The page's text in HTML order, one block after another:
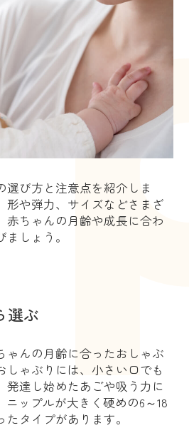
選び方と注意点を紹介しま
形や弾力、サイズなどさまざ
赤ちゃんの月齢や成長に合わ
しょう。
選ぶ
ゃんの月齢に合ったおしゃぶ
しゃぶりには、小さい口でも
発達し始めたあごや吸う力に
ニップルが大きく硬めの6～18
タイプがあります。